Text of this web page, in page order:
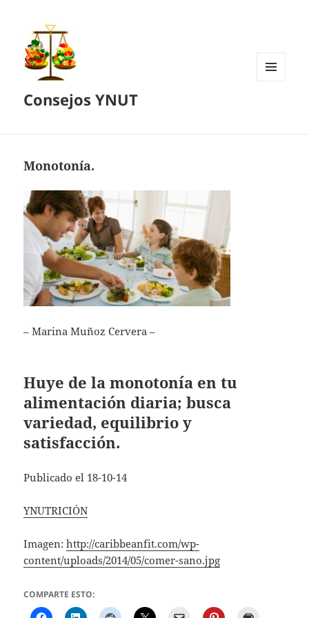
Consejos YNUT
Monotonía.
– Marina Muñoz Cervera –
Huye de la monotonía en tu
alimentación diaria; busca
variedad, equilibrio y
satisfacción.
Publicado el 18-10-14
YNUTRICIÓN
Imagen:http://caribbeanfit.com/wp-
content/uploads/2014/05/comer-sano.jpg
COMPARTE ESTO: